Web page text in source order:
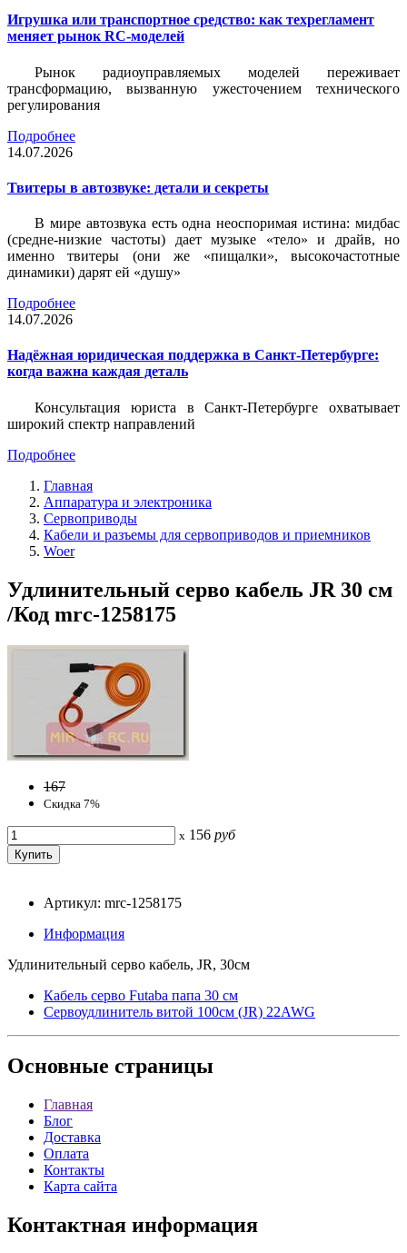
Игрушка или транспортное средство: как техрегламент
меняет рынок RC-моделей
Рынок радиоуправляемых моделей переживает
трансформацию, вызванную ужесточением технического
регулирования
Подробнее
14.07.2026
Твитеры в автозвуке: детали и секреты
В мире автозвука есть одна неоспоримая истина: мидбас
(средне-низкие частоты) дает музыке «тело» и драйв, но
именно твитеры (они же «пищалки», высокочастотные
динамики) дарят ей «душу»
Подробнее
14.07.2026
Надёжная юридическая поддержка в Санкт-Петербурге:
когда важна каждая деталь
Консультация юриста в Санкт-Петербурге охватывает
широкий спектр направлений
Подробнее
Главная
Аппаратура и электроника
Сервоприводы
Кабели и разъемы для сервоприводов и приемников
Woer
Удлинительный серво кабель JR 30 см
/Код mrc-1258175
167
Скидка 7%
x 156 руб
Артикул: mrc-1258175
Информация
Удлинительный серво кабель, JR, 30см
Кабель серво Futaba папа 30 см
Сервоудлинитель витой 100см (JR) 22AWG
Основные страницы
Главная
Блог
Доставка
Оплата
Контакты
Карта сайта
Контактная информация